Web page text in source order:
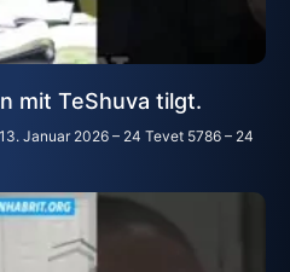
mit TeShuva tilgt.
13. Januar 2026 – 24 Tevet 5786 – 24